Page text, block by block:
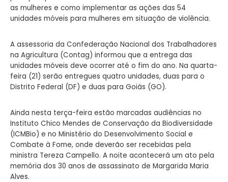
as mulheres e como implementar as ações das 54
unidades móveis para mulheres em situação de violência.
A assessoria da Confederação Nacional dos Trabalhadores
na Agricultura (Contag) informou que a entrega das
unidades móveis deve ocorrer até o fim do ano. Na quarta-
feira (21) serão entregues quatro unidades, duas para o
Distrito Federal (DF) e duas para Goiás (GO).
Ainda nesta terça-feira estão marcadas audiências no
Instituto Chico Mendes de Conservação da Biodiversidade
(ICMBio) e no Ministério do Desenvolvimento Social e
Combate à Fome, onde deverão ser recebidas pela
ministra Tereza Campello. A noite acontecerá um ato pela
memória dos 30 anos de assassinato de Margarida Maria
Alves.